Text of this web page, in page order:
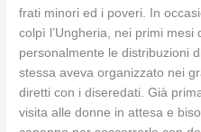
frati minori ed i poveri. In
colpì l’Ungheria, nei primi mesi
personalmente le distribuzioni
stessa aveva organizzato nei
diretti con i diseredati. Già
visita alle donne in attesa e